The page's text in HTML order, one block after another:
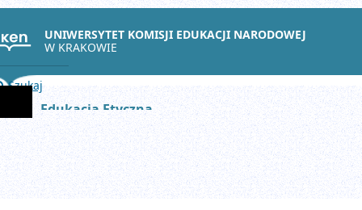
UNIWERSYTET KOMISJI EDUKACJI NARODOWEJ
W KRAKOWIE
Szukaj
Edukacja Etyczna